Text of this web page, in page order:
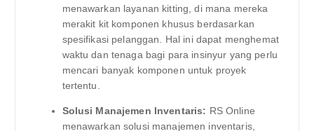
menawarkan layanan kitting, di mana mereka
merakit kit komponen khusus berdasarkan
spesifikasi pelanggan. Hal ini dapat menghemat
waktu dan tenaga bagi para insinyur yang perlu
mencari banyak komponen untuk proyek
tertentu.
Solusi Manajemen Inventaris: RS Online
menawarkan solusi manajemen inventaris,